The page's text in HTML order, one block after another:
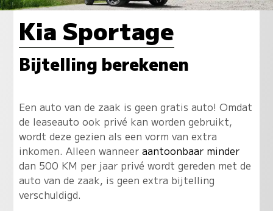
Kia Sportage
Bijtelling berekenen
Een auto van de zaak is geen gratis auto! Omdat
de leaseauto ook privé kan worden gebruikt,
wordt deze gezien als een vorm van extra
inkomen. Alleen wanneer aantoonbaar minder
dan 500 KM per jaar privé wordt gereden met de
auto van de zaak, is geen extra bijtelling
verschuldigd.